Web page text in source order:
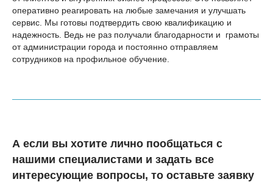
оперативно реагировать на любые замечания и улучшать
сервис. Мы готовы подтвердить свою квалификацию и
надежность. Ведь не раз получали благодарности и грамоты
от администрации города и постоянно отправляем
сотрудников на профильное обучение.
А если вы хотите лично пообщаться с
нашими специалистами и задать все
интересующие вопросы, то оставьте заявку